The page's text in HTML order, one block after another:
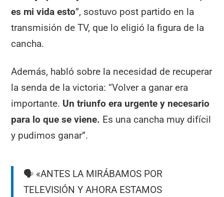
es mi vida esto”, sostuvo post partido en la
transmisión de TV, que lo eligió la figura de la
cancha.
Además, habló sobre la necesidad de recuperar
la senda de la victoria: “Volver a ganar era
importante. Un triunfo era urgente y necesario
para lo que se viene. Es una cancha muy difícil
y pudimos ganar”.
🗣️ «ANTES LA MIRÁBAMOS POR
TELEVISIÓN Y AHORA ESTAMOS